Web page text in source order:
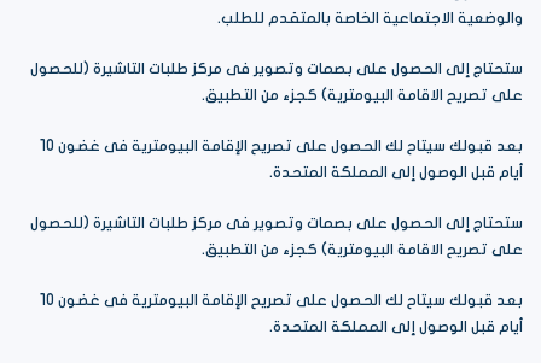
والوضعية الاجتماعية الخاصة بالمتقدم للطلب.
ستحتاج إلى الحصول على بصمات وتصوير فى مركز طلبات التاشيرة (للحصول
على تصريح الاقامة البيومترية) كجزء من التطبيق.
بعد قبولك سيتاح لك الحصول على تصريح الإقامة البيومترية فى غضون 10
أيام قبل الوصول إلى المملكة المتحدة.
ستحتاج إلى الحصول على بصمات وتصوير فى مركز طلبات التاشيرة (للحصول
على تصريح الاقامة البيومترية) كجزء من التطبيق.
بعد قبولك سيتاح لك الحصول على تصريح الإقامة البيومترية فى غضون 10
أيام قبل الوصول إلى المملكة المتحدة.